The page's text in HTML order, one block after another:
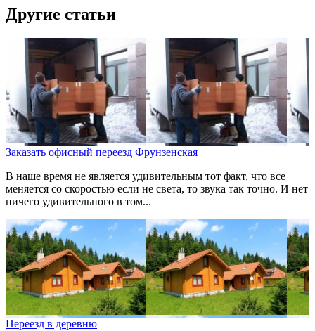
Другие статьи
Заказать офисный переезд Фрунзенская
В наше время не является удивительным тот факт, что все
меняется со скоростью если не света, то звука так точно. И нет
ничего удивительного в том...
Переезд в деревню